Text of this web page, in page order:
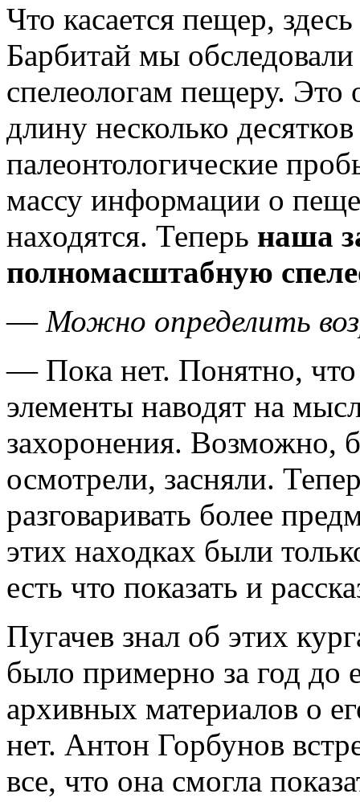
Что касается пещер,
Барбитай мы
спелеологам пещеру. Это
длину несколько
палеонтологические
массу информации о
находятся. Теперь наша
полномасштабную
— Можно определить
— Пока нет. Понятно, что
элементы наводят на
захоронения. Возможно,
осмотрели, засняли.
разговаривать более
этих находках были
есть что показать и
Пугачев знал об этих
было примерно за год
архивных материалов о
нет. Антон Горбунов
все, что она смогла